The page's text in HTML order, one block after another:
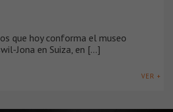
que hoy conforma el museo
Jona en Suiza, en [...]
VER +